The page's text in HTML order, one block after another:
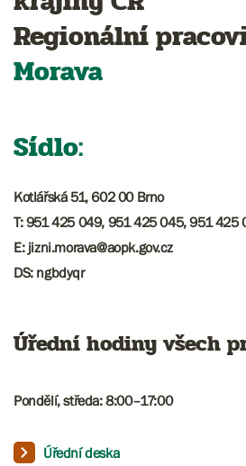
Regionální
Morava
Sídlo:
Kotlářská 51, 602 00 Brno
T: 951 425 049, 951 425 045, 951 425
​​​E: jizni.morava@aopk.gov.cz
DS: ngbdyqr
Úřední hodiny všech
Pondělí, středa: 8:00–17:00​​​​​
Úřední deska